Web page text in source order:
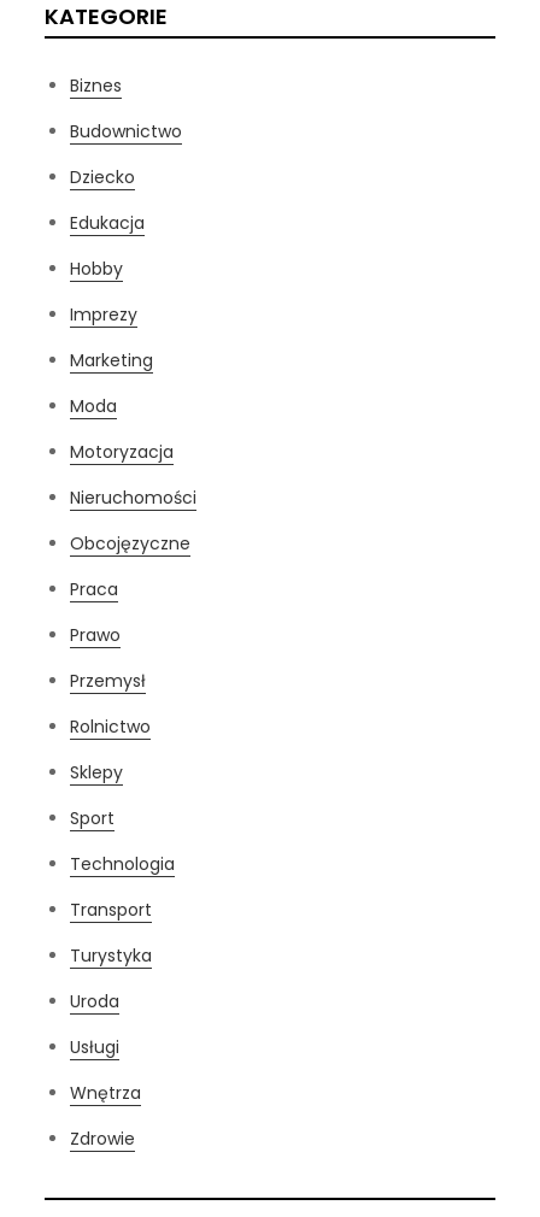
KATEGORIE
Biznes
Budownictwo
Dziecko
Edukacja
Hobby
Imprezy
Marketing
Moda
Motoryzacja
Nieruchomości
Obcojęzyczne
Praca
Prawo
Przemysł
Rolnictwo
Sklepy
Sport
Technologia
Transport
Turystyka
Uroda
Usługi
Wnętrza
Zdrowie